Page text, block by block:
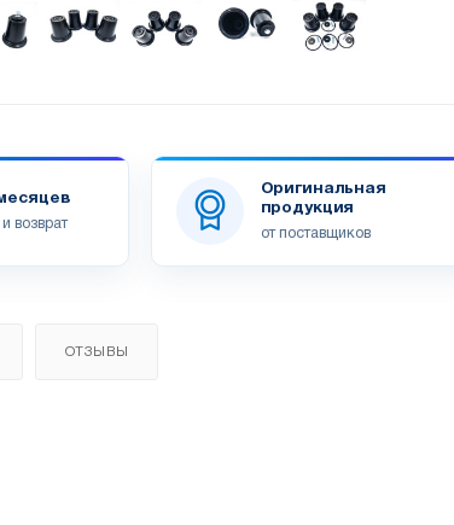
возврат
Оригинальная
продукция
от поставщиков
ОТЗЫВЫ